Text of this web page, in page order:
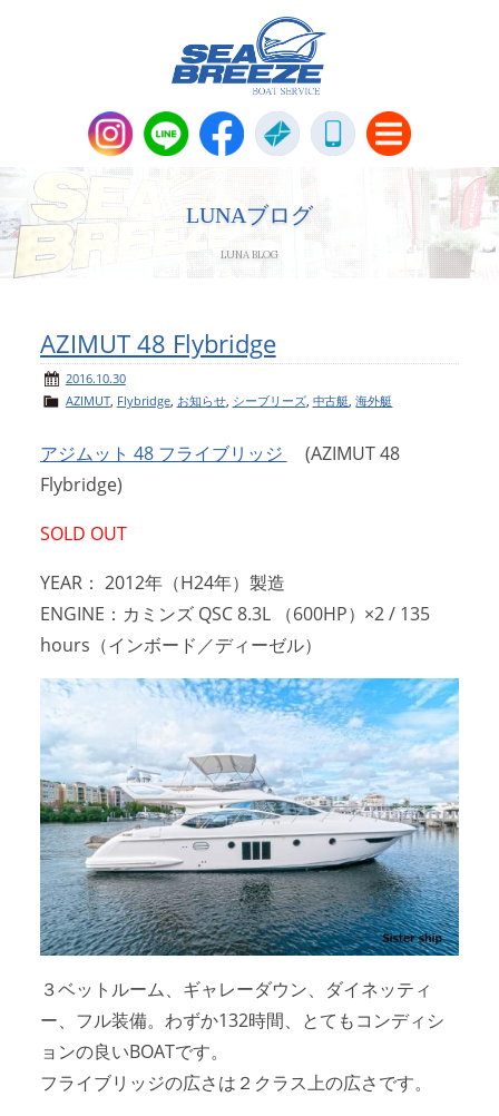
Boat Sales
新艇・中古艇情報
メンテナンス
パーツ販売・アパレル商品
News & Topics
ニュース＆トピックス
会社概要
アクセスマップ
LUNAブログ
LUNA BLOG
AZIMUT 48 Flybridge
2016.10.30
AZIMUT, Flybridge, お知らせ, シーブリーズ, 中古艇 ,海外艇
アジムット 48 フライブリッジ
(AZIMUT 48
Flybridge)
SOLD OUT
YEAR： 2012年（H24年）製造
ENGINE：カミンズ QSC 8.3L （600HP）×2 / 135
hours（インボード／ディーゼル）
３ベットルーム、ギャレーダウン、ダイネッティ
ー、フル装備。わずか132時間、とてもコンディシ
ョンの良いBOATです。
フライブリッジの広さは２クラス上の広さです。